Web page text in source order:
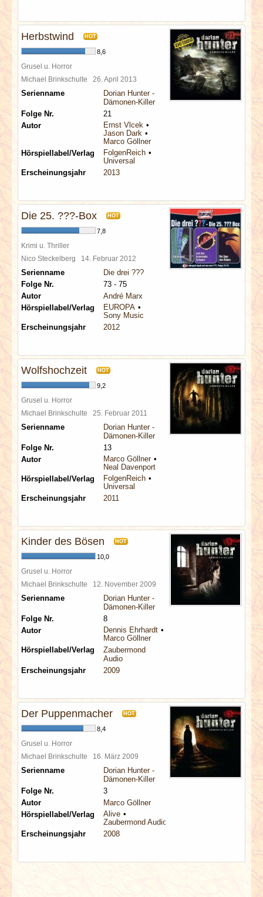
Herbstwind HOT
8,6
Grusel u. Horror
Michael Brinkschulte 26. April 2013
Serienname
Dorian Hunter -
Dämonen-Killer
Folge Nr.
21
Autor
Ernst Vlcek
Jason Dark
Marco Göllner
Hörspiellabel/Verlag
FolgenReich
Universal
Erscheinungsjahr
2013
Die 25. ???-Box HOT
7,8
Krimi u. Thriller
Nico Steckelberg 14. Februar 2012
Serienname
Die drei ???
Folge Nr.
73 - 75
Autor
André Marx
Hörspiellabel/Verlag
EUROPA
Sony Music
Erscheinungsjahr
2012
Wolfshochzeit HOT
9,2
Grusel u. Horror
Michael Brinkschulte 25. Februar 2011
Serienname
Dorian Hunter -
Dämonen-Killer
Folge Nr.
13
Autor
Marco Göllner
Neal Davenport
Hörspiellabel/Verlag
FolgenReich
Universal
Erscheinungsjahr
2011
Kinder des Bösen HOT
10,0
Grusel u. Horror
Michael Brinkschulte 12. November 2009
Serienname
Dorian Hunter -
Dämonen-Killer
Folge Nr.
8
Autor
Dennis Ehrhardt
Marco Göllner
Hörspiellabel/Verlag
Zaubermond
Audio
Erscheinungsjahr
2009
Der Puppenmacher HOT
8,4
Grusel u. Horror
Michael Brinkschulte 16. März 2009
Serienname
Dorian Hunter -
Dämonen-Killer
Folge Nr.
3
Autor
Marco Göllner
Hörspiellabel/Verlag
Alive
Zaubermond Audio
Erscheinungsjahr
2008